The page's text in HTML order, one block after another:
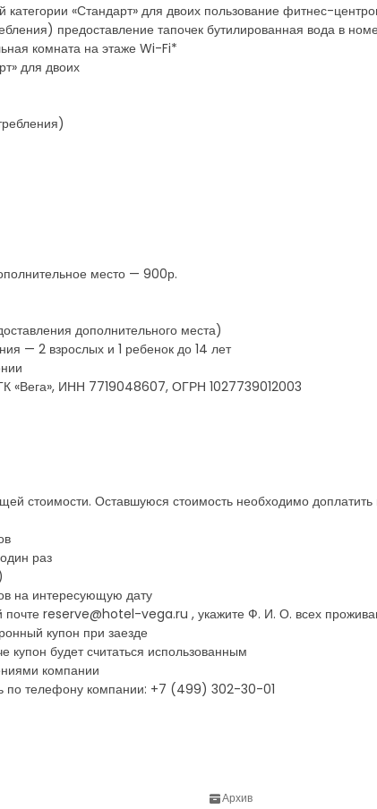
«Стандарт» для двоих пользование фитнес-
предоставление тапочек бутилированная вода в
комната на этаже Wi-Fi*
для двоих
место — 900р.
дополнительного места)
— 2 взрослых и 1 ребенок до 14 лет
«Вега», ИНН 7719048607, ОГРН 1027739012003
стоимости. Оставшуюся стоимость необходимо доплатить
раз
на интересующую дату
почте reserve@hotel-vega.ru , укажите Ф. И. О. всех
купон при заезде
будет считаться использованным
компании
по телефону компании: +7 (499) 302-30-01
Архив